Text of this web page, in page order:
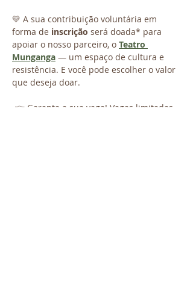
💛 A sua contribuição voluntária em
forma de inscrição será doada* para
apoiar o nosso parceiro, o Teatro
Munganga — um espaço de cultura e
resistência. E você pode escolher o valor
que deseja doar.
👉 Garanta a sua vaga! Vagas limitadas.